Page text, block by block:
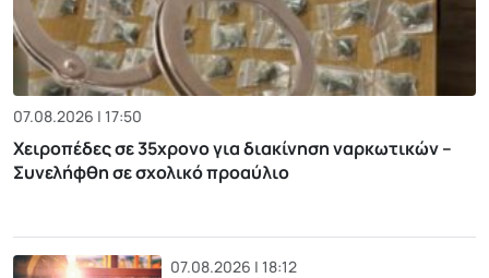
07.08.2026 | 17:50
Χειροπέδες σε 35χρονο για διακίνηση ναρκωτικών –
Συνελήφθη σε σχολικό προαύλιο
07.08.2026 | 18:12